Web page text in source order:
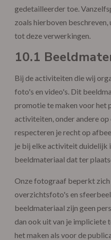
gedetailleerder toe.
zoals hierboven
tot deze verwerkingen.
10.1
Bij de activiteiten die wij
foto's en video's. Dit
promotie te maken voor het
activiteiten, onder andere
respecteren je recht op
je bij elke activiteit duidelijk
beeldmateriaal dat ter
Onze fotograaf beperkt
overzichtsfoto's en
beeldmateriaal zijn geen
dan ook uit van je impliciete
het maken als voor de